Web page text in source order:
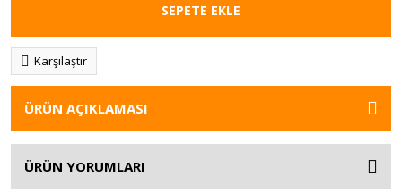
SEPETE EKLE
Karşılaştır
ÜRÜN AÇIKLAMASI
ÜRÜN YORUMLARI